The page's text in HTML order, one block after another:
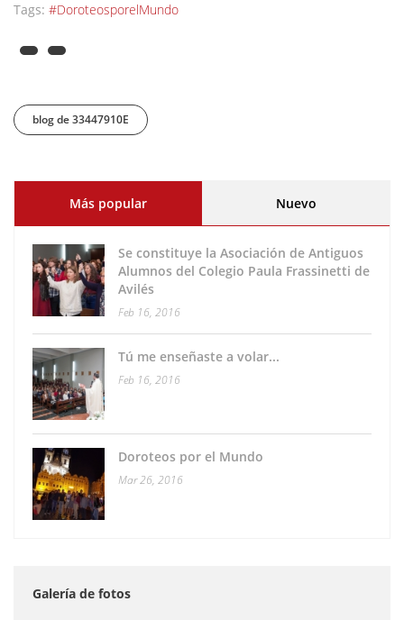
Tags: #DoroteosporelMundo
blog de 33447910E
Más popular Nuevo
Se constituye la Asociación de Antiguos
Alumnos del Colegio Paula Frassinetti de
Avilés
Feb 16, 2016
Tú me enseñaste a volar...
Feb 16, 2016
Doroteos por el Mundo
Mar 26, 2016
Galería de fotos